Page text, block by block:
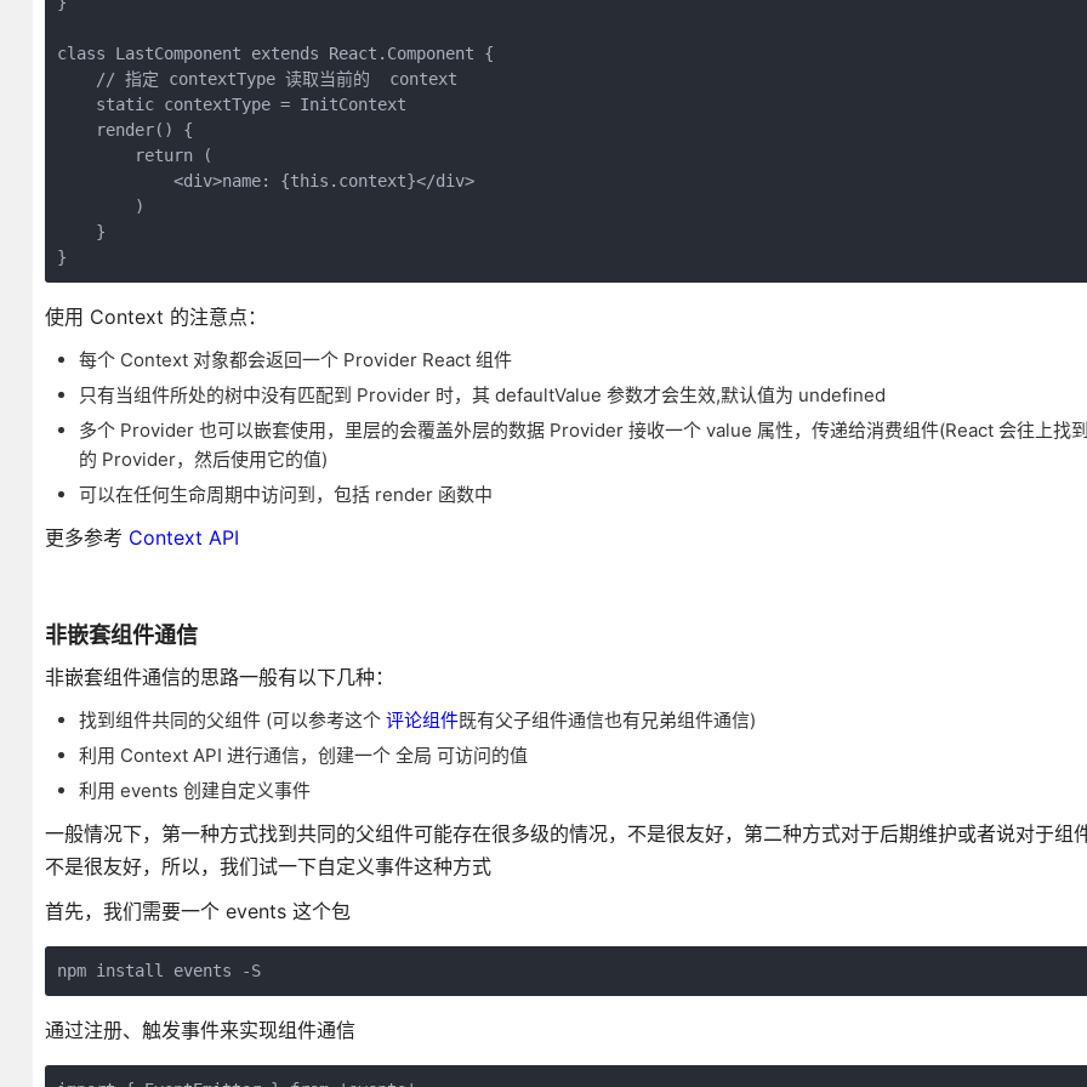
class LastComponent extends React.Component {
    // 指定 contextType 读取当前的  context
    static contextType = InitContext
    render() {
        return (
            <div>name: {this.context}</div>
        )
    }
}
使用 Context 的注意点：
每个 Context 对象都会返回一个 Provider React 组件
只有当组件所处的树中没有匹配到 Provider 时，其 defaultValue 参数才会生效,默认值为 undefined
多个 Provider 也可以嵌套使用，里层的会覆盖外层的数据 Provider 接收一个 value 属性，传递给消费组件(React 会往上找
的 Provider，然后使用它的值)
可以在任何生命周期中访问到，包括 render 函数中
更多参考 Context API
非嵌套组件通信
非嵌套组件通信的思路一般有以下几种：
找到组件共同的父组件 (可以参考这个 评论组件既有父子组件通信也有兄弟组件通信)
利用 Context API 进行通信，创建一个 全局 可访问的值
利用 events 创建自定义事件
一般情况下，第一种方式找到共同的父组件可能存在很多级的情况，不是很友好，第二种方式对于后期维护或者说对于组
不是很友好，所以，我们试一下自定义事件这种方式
首先，我们需要一个 events 这个包
npm install events -S
通过注册、触发事件来实现组件通信